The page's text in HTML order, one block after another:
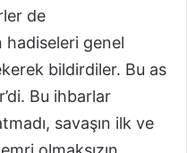
de
genel
bildirdiler. Bu as
Bu ihbarlar
savaşın ilk ve